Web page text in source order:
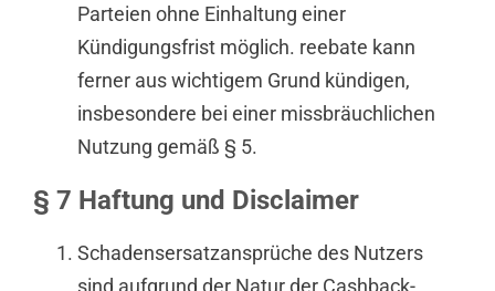
Parteien ohne Einhaltung einer
Kündigungsfrist möglich. reebate kann
ferner aus wichtigem Grund kündigen,
insbesondere bei einer missbräuchlichen
Nutzung gemäß § 5.
§ 7 Haftung und Disclaimer
Schadensersatzansprüche des Nutzers
sind aufgrund der Natur der Cashback-